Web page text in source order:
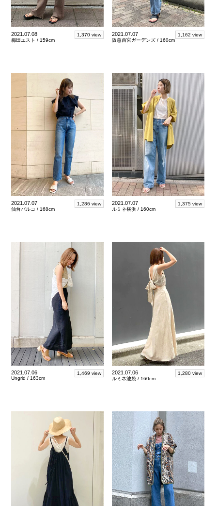
2021.07.08
梅田エスト / 159cm
1,370 view 2021.07.07
阪急西宮ガーデンズ / 160cm
1,162 view
2021.07.07
仙台パルコ /168cm
1,286 view 2021.07.07
ルミネ横浜 /160cm
1,375 view
2021.07.06
Ungrid / 163cm
1,469 view 2021.07.06
ルミネ池袋 / 160cm
1,280 view